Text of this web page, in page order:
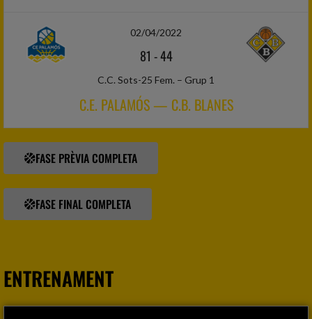
02/04/2022
81 -44
C.C. Sots-25 Fem. – Grup 1
C.E. PALAMÓS — C.B. BLANES
FASE PRÈVIA COMPLETA
FASE FINAL COMPLETA
ENTRENAMENT